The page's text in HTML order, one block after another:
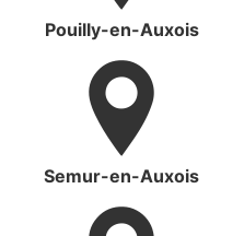
Pouilly-en-Auxois
Semur-en-Auxois